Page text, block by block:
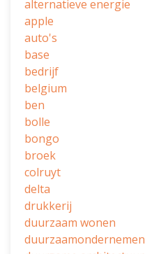
alternatieve energie
apple
auto's
base
bedrijf
belgium
ben
bolle
bongo
broek
colruyt
delta
drukkerij
duurzaam wonen
duurzaamondernemen